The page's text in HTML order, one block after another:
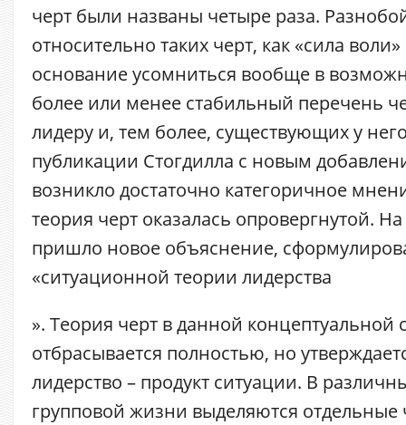
черт были названы четыре раза.
относительно таких черт, как «сила
основание усомниться вообще в
более или менее стабильный перечень
лидеру и, тем более, существующих у
публикации Стогдилла с новым
возникло достаточно категоричное
теория черт оказалась опровергнутой.
пришло новое объяснение,
«ситуационной теории лидерства
». Теория черт в данной концептуальной
отбрасывается полностью, но
лидерство – продукт ситуации. В
групповой жизни выделяются отдельные